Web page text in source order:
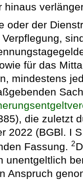
hinaus
oder der
für das
mindestens
die zuletzt
2022 (BGBl. I
Fassung.2
unentgeltlich
Anspruch